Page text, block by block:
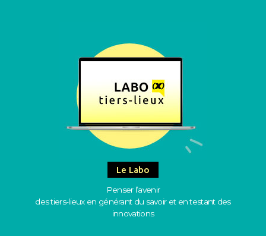
Le Labo
Penser l’avenir
des tiers-lieux en générant du savoir et en testant des
innovations